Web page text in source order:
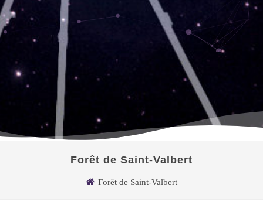
Forêt de Saint-Valbert
Forêt de Saint-Valbert